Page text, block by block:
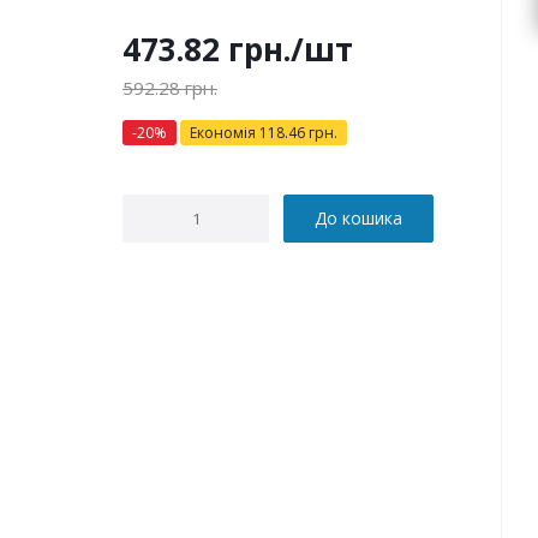
473.82 грн./шт
592.28грн.
-20% Економія 118.46 грн.
До кошика